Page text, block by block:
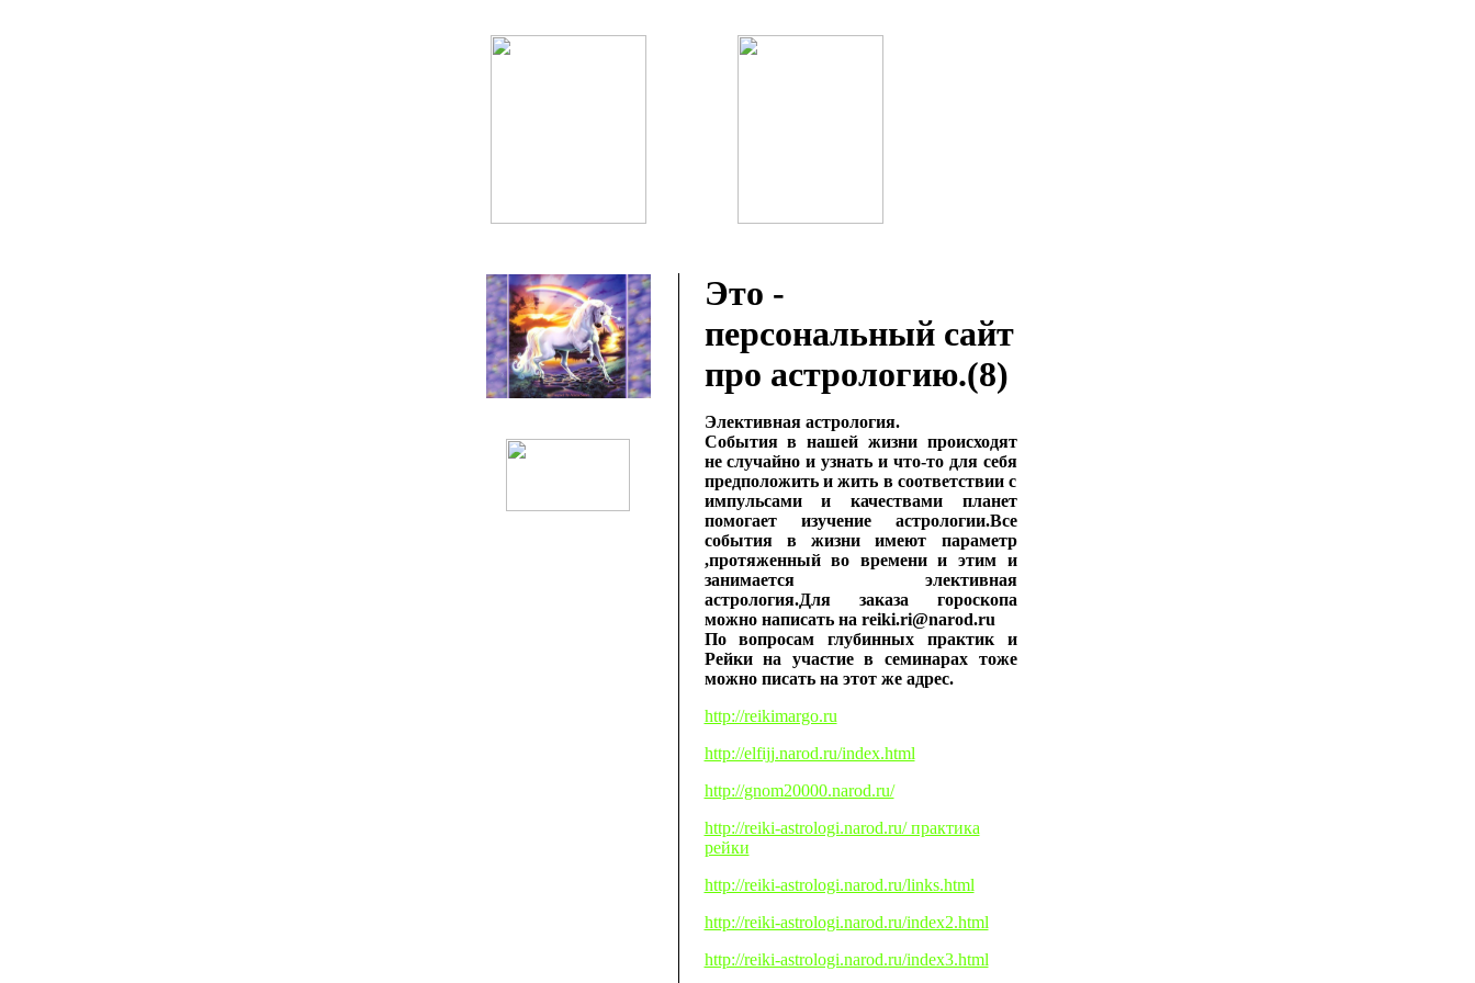
Это -
персональный сайт
про астрологию.(8)
Элективная астрология.
События в нашей жизни происходят
не случайно и узнать и что-то для себя
предположить и жить в соответствии с
импульсами и качествами планет
помогает изучение астрологии.Все
события в жизни имеют параметр
,протяженный во времени и этим и
занимается элективная
астрология.Для заказа гороскопа
можно написать на reiki.ri@narod.ru
По вопросам глубинных практик и
Рейки на участие в семинарах тоже
можно писать на этот же адрес.
http://reikimargo.ru
http://elfijj.narod.ru/index.html
http://gnom20000.narod.ru/
http://reiki-astrologi.narod.ru/ практика
рейки
http://reiki-astrologi.narod.ru/links.html
http://reiki-astrologi.narod.ru/index2.html
http://reiki-astrologi.narod.ru/index3.html